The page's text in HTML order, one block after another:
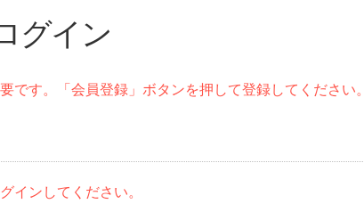
グイン
です。「会員登録」ボタンを押して登録してください。
インしてください。